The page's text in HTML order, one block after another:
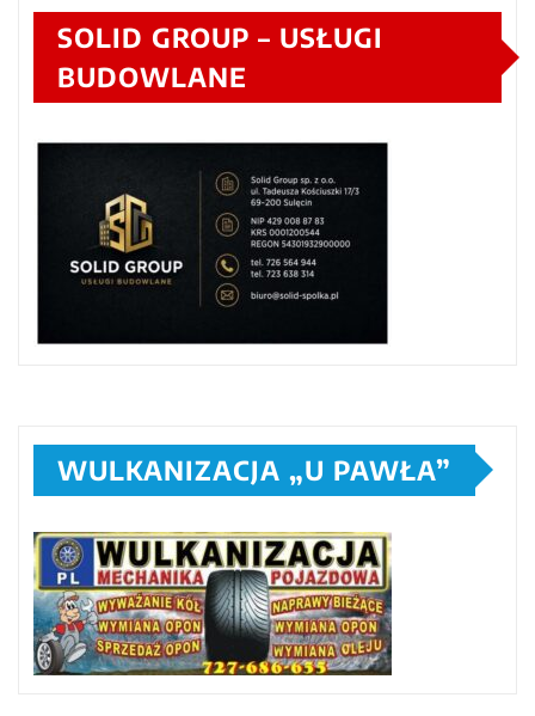
SOLID GROUP – USŁUGI
BUDOWLANE
WULKANIZACJA „U PAWŁA”